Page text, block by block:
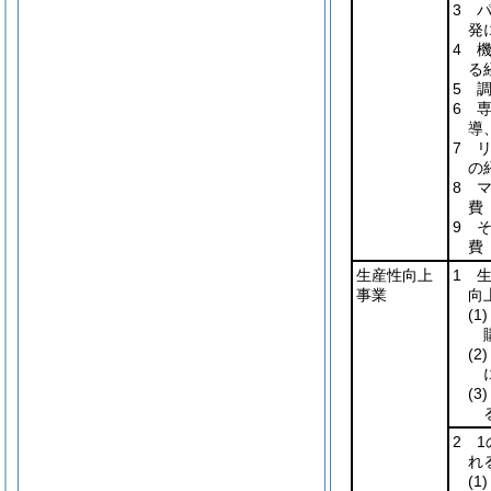
3 パ
発
4 機
る
5 調
6 専
導
7 リ
の
8 マ
費
9 そ
費
生産性向上
事業
1 生
向
(1)
(2)
(3)
2 1
れ
(1)